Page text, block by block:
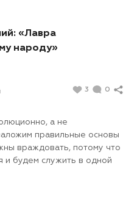
«Лавра
народу»
3 0
а не
правильные основы
враждовать, потому что
и будем служить в одной